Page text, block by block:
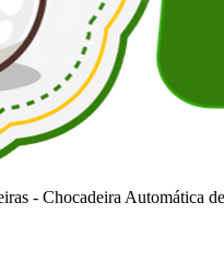
- Chocadeira Automática